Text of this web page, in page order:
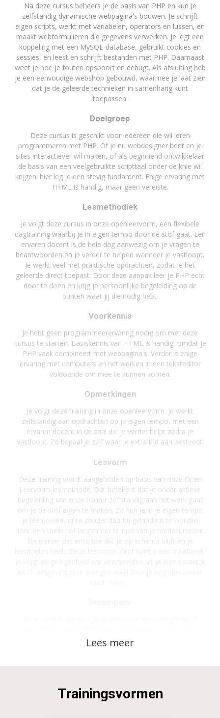
Na deze cursus beheers je de basis van PHP en kun je
zelfstandig dynamische webpagina's bouwen. Je schrijft
eigen scripts, werkt met variabelen, operators en lussen, en
maakt webformulieren die gegevens verwerken. Je legt een
koppeling met een MySQL-database, gebruikt cookies en
sessies, en leest en schrijft bestanden met PHP. Daarnaast
weet je hoe je fouten opspoort en debugt. Als afsluiting heb
je een eenvoudige webshop gebouwd, waarmee je laat zien
dat je de geleerde technieken in samenhang kunt
toepassen.
Doelgroep
Deze cursus is geschikt voor iedereen die wil leren
programmeren met PHP. Of je nu webdesigner bent en je
sites interactiever wil maken, of als beginnend ontwikkelaar
de basis van een veelgebruikte scripttaal onder de knie wil
krijgen: hier leg je een stevig fundament. Enige ervaring met
HTML is handig, maar geen vereiste.
Lesmethodiek
Je volgt deze cursus in onze openleervorm, een flexibele
dagtraining waarbij je in eigen tempo door de stof gaat. Een
ervaren docent is de hele dag aanwezig om je vragen te
beantwoorden en je verder te helpen wanneer je vastloopt.
Je werkt veel met praktische opdrachten, zodat je het
geleerde direct toepast. Door deze aanpak leer je PHP echt
door te doen en krijg je persoonlijke begeleiding op de
punten waar jij die nodig hebt.
Voorkennis
Je hebt geen programmeerervaring nodig om met deze
cursus te starten. Basiskennis van HTML is handig, omdat je
PHP vaak combineert met webpagina's. Verder is enige
ervaring met computers en het werken in een teksteditor
voldoende om mee te kunnen komen.
Opmerkingen
Je volgt deze training in onze openleervorm: je werkt
zelfstandig aan opdrachten op je eigen tempo, met een
ervaren docent in de zaal die je verder helpt zodra je
vastloopt. Zo bepaal je zelf waar je extra tijd aan besteedt.
Lesvorm
Deze training wordt aangeboden op basis van onze Open
Leervorm-lesmethode. Dat betekent dat je onder actieve
begeleiding van onze trainer zelfstandig aan het werk gaat
om je de stof eigen te maken. Zo kun je in je eigen tempo
je leerdoelen halen zonder daarbij gehinderd te worden
door een sneller of langzamer tempo van je medecursisten.
bijvoorbeeld de inhoud geheel op jouw organisatie
Daar komt veel bij kijken. Denk bijvoorbeeld aan planning en
communicatie, het inventariseren en afstemmen van de
Trainingsvormen